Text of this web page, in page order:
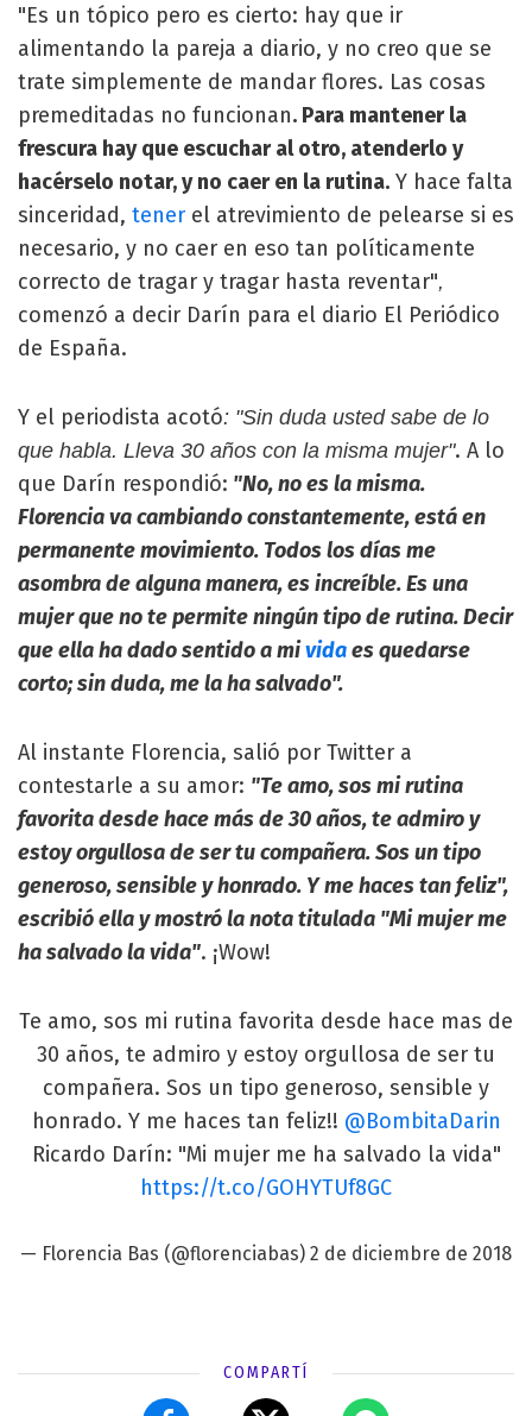
"Es un tópico pero es cierto: hay que ir
alimentando la pareja a diario, y no creo que se
trate simplemente de mandar flores. Las cosas
premeditadas no funcionan. Para mantener la
frescura hay que escuchar al otro, atenderlo y
hacérselo notar, y no caer en la rutina. Y hace falta
sinceridad, tener el atrevimiento de pelearse si es
necesario, y no caer en eso tan políticamente
correcto de tragar y tragar hasta reventar",
comenzó a decir Darín para el diario El Periódico
de España.
Y el periodista acotó: "Sin duda usted sabe de lo
que habla. Lleva 30 años con la misma mujer". A lo
que Darín respondió: "No, no es la misma.
Florencia va cambiando constantemente, está en
permanente movimiento. Todos los días me
asombra de alguna manera, es increíble. Es una
mujer que no te permite ningún tipo de rutina. Decir
que ella ha dado sentido a mividaes quedarse
corto; sin duda, me la ha salvado".
Al instante Florencia, salió por Twitter a
contestarle a su amor: "Te amo, sos mi rutina
favorita desde hace más de 30 años, te admiro y
estoy orgullosa de ser tu compañera. Sos un tipo
generoso, sensible y honrado. Y me haces tan feliz",
escribió ella y mostró la nota titulada "Mi mujer me
ha salvado la vida". ¡Wow!
Te amo, sos mi rutina favorita desde hace mas de
30 años, te admiro y estoy orgullosa de ser tu
compañera. Sos un tipo generoso, sensible y
honrado. Y me haces tan feliz!! @BombitaDarin
Ricardo Darín: "Mi mujer me ha salvado la vida"
https://t.co/GOHYTUf8GC
— Florencia Bas (@florenciabas) 2 de diciembre de 2018
COMPARTÍ